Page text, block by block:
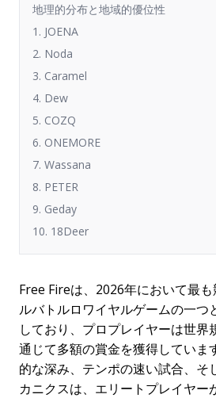
地理的分布と地域的優位性
1. JOENA
2. Noda
3. Caramel
4. Dew
5. COZQ
6. ONEMORE
7. Wassana
8. PETER
9. Geday
10. 18Deer
Free Fireは、2026年において最
ルバトルロワイヤルゲームの一つ
しており、プロプレイヤーは世界
通じて多額の賞金を獲得していま
的な深み、テンポの速い試合、そ
カニクスは、エリートプレイヤー